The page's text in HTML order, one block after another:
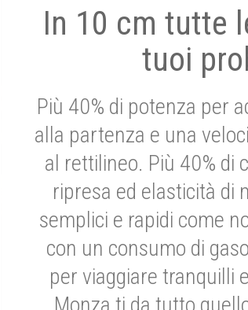
In 10 cm tutte
tuoi
Più 40% di potenza per
alla partenza e una
al rettilineo. Più 40% di
ripresa ed elasticità di
semplici e rapidi come
con un consumo di
per viaggiare tranquilli